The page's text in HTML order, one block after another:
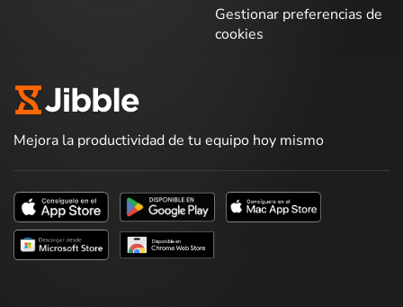
Gestionar preferencias de
cookies
Mejora la productividad de tu equipo hoy mismo